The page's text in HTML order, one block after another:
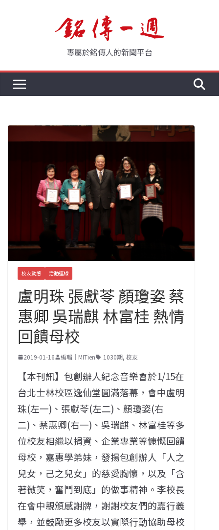
專屬於銘傳人的新聞平台
校友動態 活動連線
盧明珠 張獻苓 顏瓊姿 蔡
惠卿 吳瑞麒 林富桂 熱情
回饋母校
2019-01-16 編輯｜MITien 1030期, 校友
【本刊訊】包創辦人紀念音樂會於1/15在
台北士林校區逸仙堂圓滿落幕，會中盧明
珠(左一)、張獻苓(左二)、顏瓊姿(右
二)、蔡惠卿(右一)、吳瑞麒、林富桂等多
位校友相繼以捐資、企業專業等慷慨回饋
母校，嘉惠學弟妹，發揚包創辦人「人之
兒女，己之兒女」的慈愛胸懷，以及「含
著微笑，奮鬥到底」的做事精神。李校長
在會中親頒感謝牌，謝謝校友們的嘉行義
舉，並鼓勵更多校友以實際行動協助母校